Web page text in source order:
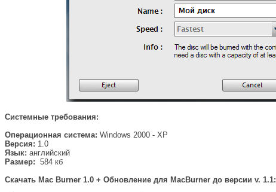
Системные требования:
Операционная система: Windows 2000 - XP
Версия: 1.0
Язык: английский
Размер: 584 кб
Скачать Mac Burner 1.0 + Обновление для MacBurner до версии v. 1.1: